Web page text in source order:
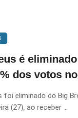
é
dos votos
foi eliminado do Big
(27), ao receber ...